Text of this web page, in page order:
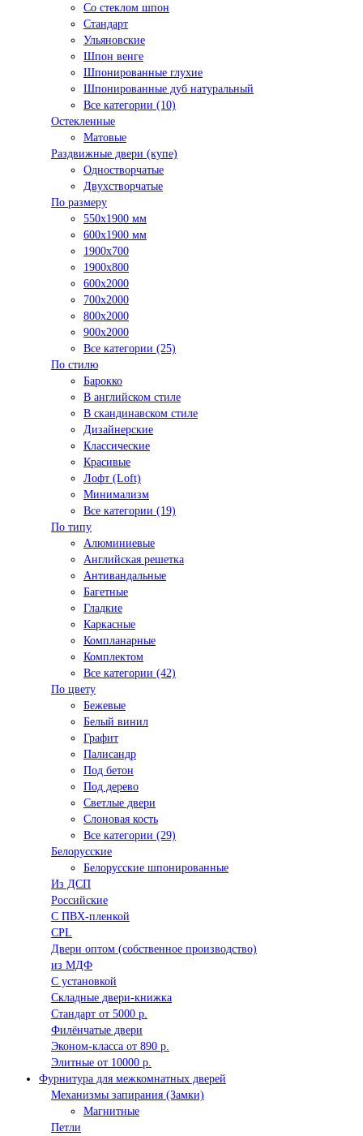
Со стеклом шпон
Стандарт
Ульяновские
Шпон венге
Шпонированные глухие
Шпонированные дуб натуральный
Все категории (10)
Остекленные
Матовые
Раздвижные двери (купе)
Одностворчатые
Двухстворчатые
По размеру
550x1900 мм
600x1900 мм
1900х700
1900х800
600x2000
700x2000
800x2000
900x2000
Все категории (25)
По стилю
Барокко
В английском стиле
В скандинавском стиле
Дизайнерские
Классические
Красивые
Лофт (Loft)
Минимализм
Все категории (19)
По типу
Алюминиевые
Английская решетка
Антивандальные
Багетные
Гладкие
Каркасные
Компланарные
Комплектом
Все категории (42)
По цвету
Бежевые
Белый винил
Графит
Палисандр
Под бетон
Под дерево
Светлые двери
Слоновая кость
Все категории (29)
Белорусские
Белорусские шпонированные
Из ДСП
Российские
C ПВХ-пленкой
CPL
Двери оптом (собственное производство)
из МДФ
С установкой
Складные двери-книжка
Стандарт от 5000 р.
Филёнчатые двери
Эконом-класса от 890 р.
Элитные от 10000 р.
Фурнитура для межкомнатных дверей
Механизмы запирания (Замки)
Магнитные
Петли